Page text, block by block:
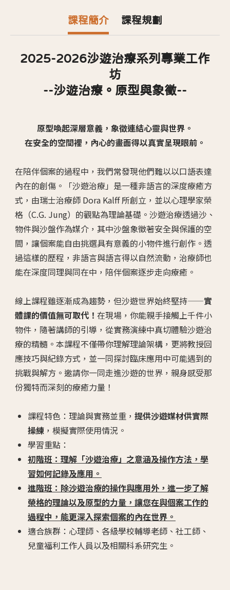
課程簡介 課程規劃
2025-2026沙遊治療系列專業工作
坊
--沙遊治療。原型與象徵--
原型喚起深層意義，象徵連結心靈與世界。
在安全的空間裡，內心的畫面得以真實呈現眼前。
在陪伴個案的過程中，我們常發現他們難以以口語表達
內在的創傷。「沙遊治療」是一種非語言的深度療癒方
式，由瑞士治療師 Dora Kalff 所創立，並以心理學家榮
格（C.G. Jung）的觀點為理論基礎。沙遊治療透過沙、
物件與沙盤作為媒介，其中沙盤象徵著安全與保護的空
間，讓個案能自由挑選具有意義的小物件進行創作。透
過這樣的歷程，非語言與語言得以自然流動，治療師也
能在深度同理與同在中，陪伴個案逐步走向療癒。
線上課程雖逐漸成為趨勢，但沙遊世界始終堅持——實
體課的價值無可取代！ 在現場，你能親手接觸上千件小
物件，隨著講師的引導，從實務演練中真切體驗沙遊治
療的精髓。本課程不僅帶你理解理論架構，更將教授回
應技巧與紀錄方式，並一同探討臨床應用中可能遇到的
挑戰與解方。邀請你一同走進沙遊的世界，親身感受那
份獨特而深刻的療癒力量！
課程特色：理論與實務並重， 提供沙遊媒材供實際
操練 ，模擬實際使用情況。
學習重點：
初階班：理解「沙遊治療」之意涵及操作方法，學
習如何記錄及應用。
進階班：除沙遊治療的操作與應用外，進一步了解
榮格的理論以及原型的力量， 讓您在與個案工作的
過程中，能更深入探索個案的內在世界。
適合族群：心理師、各級學校輔導老師、社工師、
兒童福利工作人員以及相關科系研究生。